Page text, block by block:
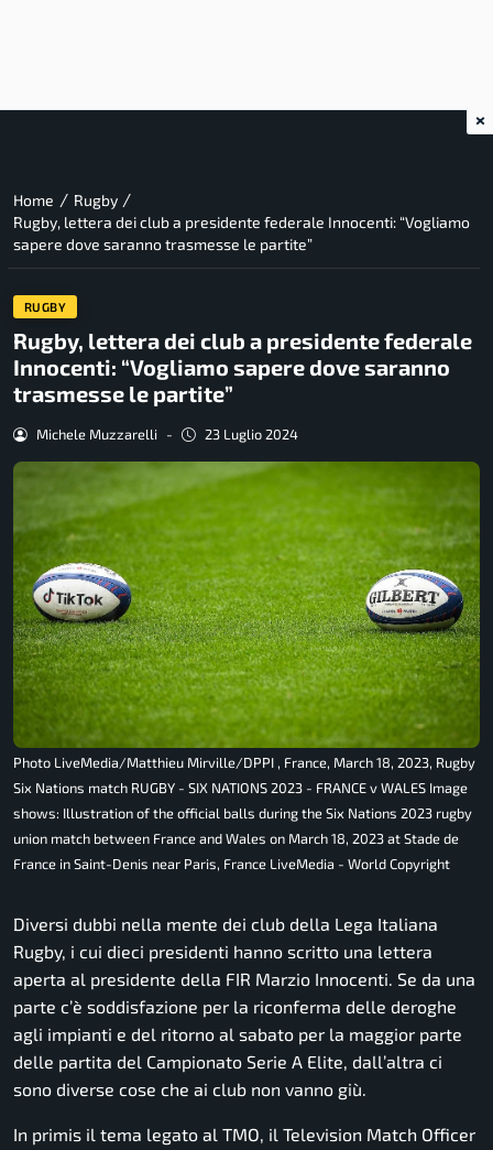
Home / Rugby /
Rugby, lettera dei club a presidente federale Innocenti: “Vogliamo
sapere dove saranno trasmesse le partite”
RUGBY
Rugby, lettera dei club a presidente federale
Innocenti: “Vogliamo sapere dove saranno
trasmesse le partite”
Michele Muzzarelli - 23 Luglio 2024
Photo LiveMedia/Matthieu Mirville/DPPI , France, March 18, 2023, Rugby
Six Nations match RUGBY - SIX NATIONS 2023 - FRANCE v WALES Image
shows: Illustration of the official balls during the Six Nations 2023 rugby
union match between France and Wales on March 18, 2023 at Stade de
France in Saint-Denis near Paris, France LiveMedia - World Copyright
Diversi dubbi nella mente dei club della Lega Italiana
Rugby, i cui dieci presidenti hanno scritto una lettera
aperta al presidente della FIR Marzio Innocenti. Se da una
parte c’è soddisfazione per la riconferma delle deroghe
agli impianti e del ritorno al sabato per la maggior parte
delle partita del Campionato Serie A Elite, dall’altra ci
sono diverse cose che ai club non vanno giù.
In primis il tema legato al TMO, il Television Match Officer
×